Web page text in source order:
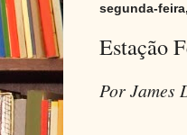
segunda-
Estação
Por James